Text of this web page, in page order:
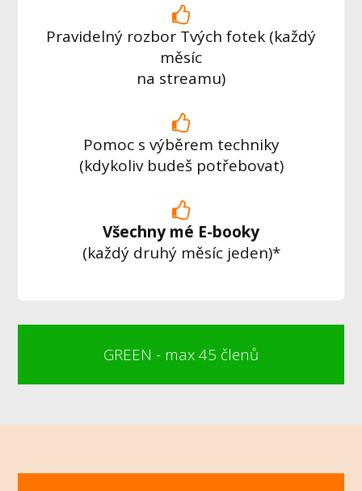
Pravidelný rozbor Tvých fotek (každý
měsíc
na streamu)
Pomoc s výběrem techniky
(kdykoliv budeš potřebovat)
Všechny mé E-booky
(každý druhý měsíc jeden)*
GREEN - max 45 členů